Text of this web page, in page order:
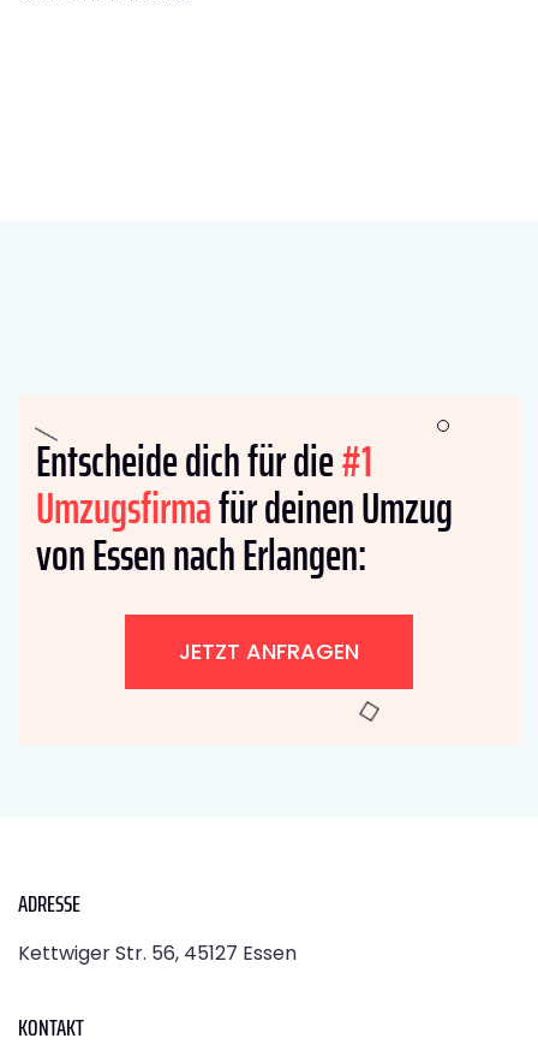
Entscheide dich für die#1
Umzugsfirmafür deinen Umzug
von Essen nach Erlangen:
JETZT ANFRAGEN
ADRESSE
Kettwiger Str. 56, 45127 Essen
KONTAKT